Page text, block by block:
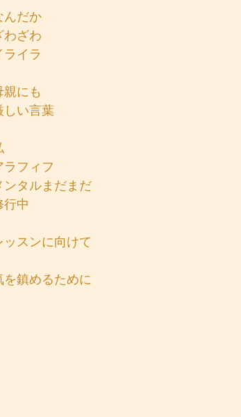
んだか
わざわ
ライラ
親にも
しい言葉
ラフィフ
ンタルまだまだ
行中
ッスンに向けて
を鎮めるために